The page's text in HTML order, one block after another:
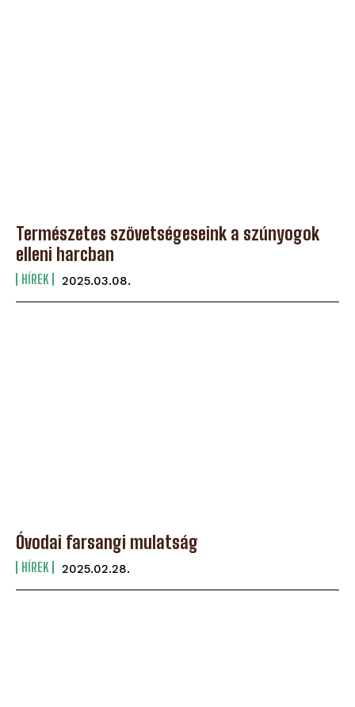
Természetes szövetségeseink a szúnyogok
elleni harcban
HÍREK 2025.03.08.
Óvodai farsangi mulatság
HÍREK 2025.02.28.